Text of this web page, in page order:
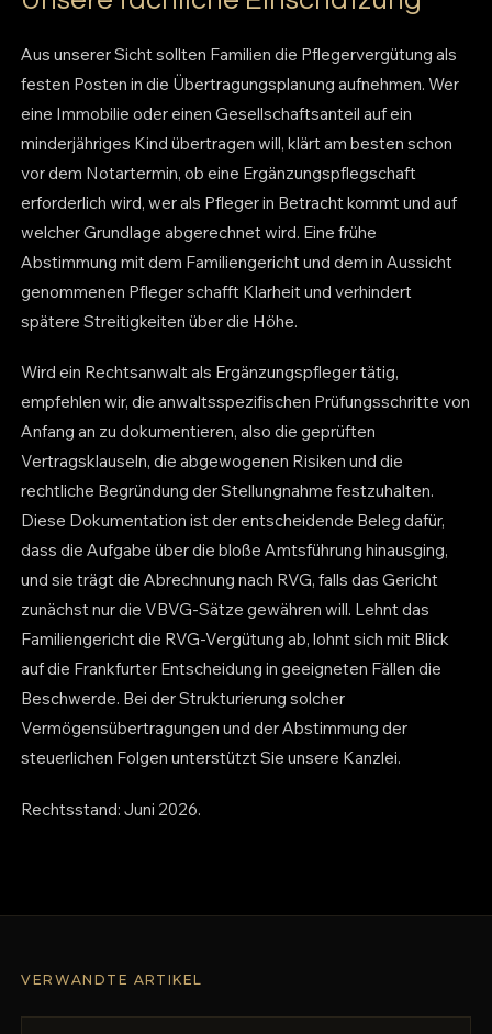
Aus unserer Sicht sollten Familien die Pflegervergütung als
festen Posten in die Übertragungsplanung aufnehmen. Wer
eine Immobilie oder einen Gesellschaftsanteil auf ein
minderjähriges Kind übertragen will, klärt am besten schon
vor dem Notartermin, ob eine Ergänzungspflegschaft
erforderlich wird, wer als Pfleger in Betracht kommt und auf
welcher Grundlage abgerechnet wird. Eine frühe
Abstimmung mit dem Familiengericht und dem in Aussicht
genommenen Pfleger schafft Klarheit und verhindert
spätere Streitigkeiten über die Höhe.
Wird ein Rechtsanwalt als Ergänzungspfleger tätig,
empfehlen wir, die anwaltsspezifischen Prüfungsschritte von
Anfang an zu dokumentieren, also die geprüften
Vertragsklauseln, die abgewogenen Risiken und die
rechtliche Begründung der Stellungnahme festzuhalten.
Diese Dokumentation ist der entscheidende Beleg dafür,
dass die Aufgabe über die bloße Amtsführung hinausging,
und sie trägt die Abrechnung nach RVG, falls das Gericht
zunächst nur die VBVG-Sätze gewähren will. Lehnt das
Familiengericht die RVG-Vergütung ab, lohnt sich mit Blick
auf die Frankfurter Entscheidung in geeigneten Fällen die
Beschwerde. Bei der Strukturierung solcher
Vermögensübertragungen und der Abstimmung der
steuerlichen Folgen unterstützt Sie unsere Kanzlei.
Rechtsstand: Juni 2026.
VERWANDTE ARTIKEL